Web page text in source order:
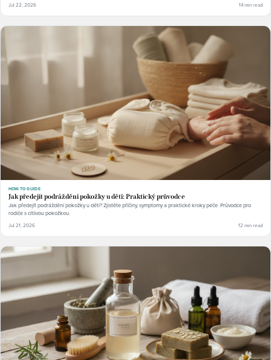
Jul 22, 2026 14 min read
HOW-TO GUIDE
Jak předejít podráždění pokožky u dětí: Praktický průvodce
Jak předejít podráždění pokožky u dětí? Zjistěte příčiny, symptomy a praktické kroky péče. Průvodce pro
rodiče s citlivou pokožkou.
Jul 21, 2026 12 min read